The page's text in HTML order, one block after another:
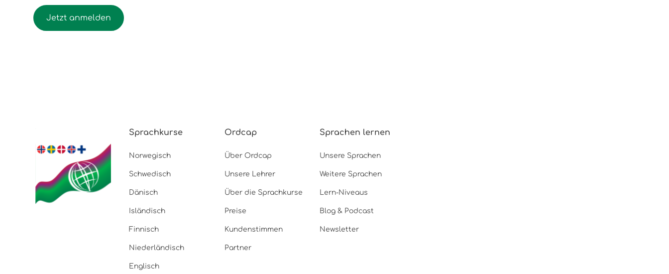
Jetzt anmelden
Sprachkurse
Norwegisch
Schwedisch
Dänisch
Isländisch
Finnisch
Niederländisch
Englisch
Ordcap
Über Ordcap
Unsere Lehrer
Über die Sprachkurse
Preise
Kundenstimmen
Partner
Sprachen lernen
Unsere Sprachen
Weitere Sprachen
Lern-Niveaus
Blog & Podcast
Newsletter